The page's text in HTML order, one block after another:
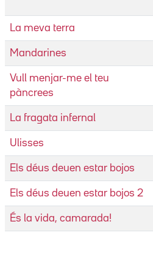
La meva terra
Mandarines
Vull menjar-me el teu
pàncrees
La fragata infernal
Ulisses
Els déus deuen estar bojos
Els déus deuen estar bojos 2
És la vida, camarada!